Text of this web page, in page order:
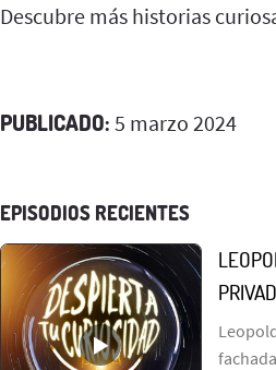
Descubre más historias
PUBLICADO: 5 marzo 2024
EPISODIOS RECIENTES